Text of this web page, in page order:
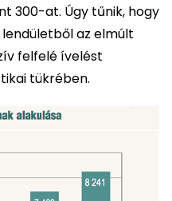
300-at. Úgy tűnik, hogy
az elmúlt
felfelé ívelést
tükrében.